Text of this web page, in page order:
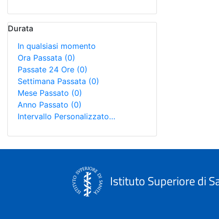
Durata
In qualsiasi momento
Ora Passata (0)
Passate 24 Ore (0)
Settimana Passata (0)
Mese Passato (0)
Anno Passato (0)
Intervallo Personalizzato…
Istituto Superiore di